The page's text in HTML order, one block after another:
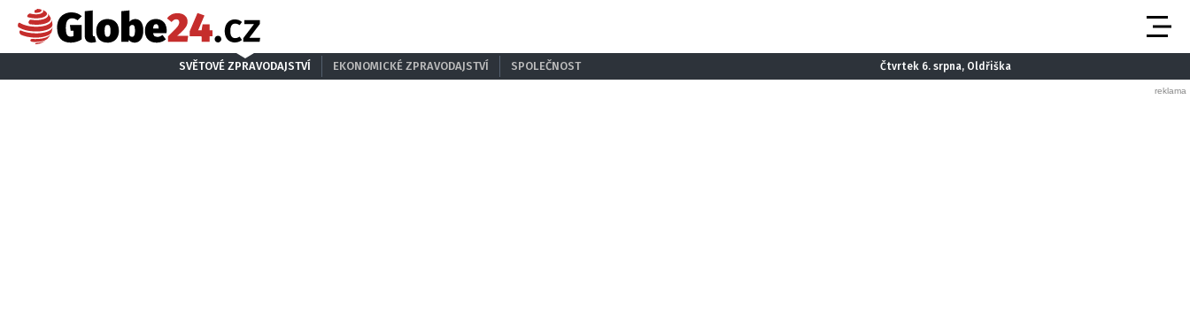
SVĚTOVÉ ZPRAVODAJSTVÍ EKONOMICKÉ ZPRAVODAJSTVÍ SPOLEČNOST Čtvrtek 6. srpna, Oldřiška